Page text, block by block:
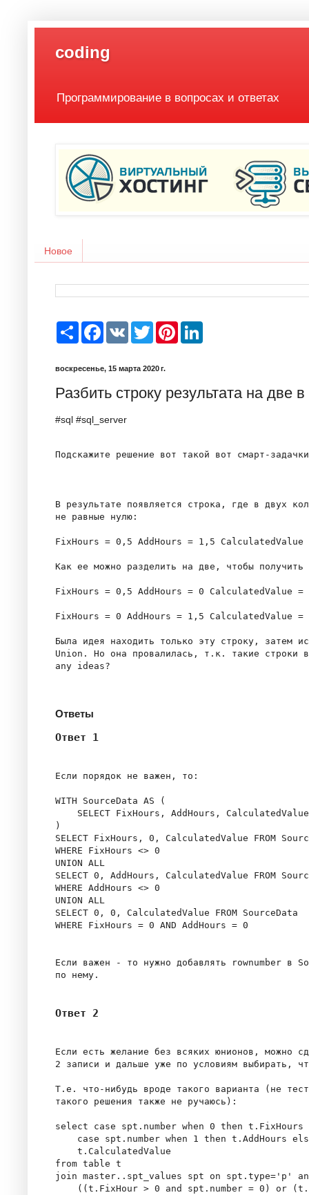
coding
Программирование в вопросах и ответах
Новое
e
b
o
w
t
r
e
I
воскресенье, 15 марта 2020 г.
Разбить строку результата на две
#sql #sql_server
Подскажите решение вот такой вот смарт-
В результате появляется строка, где в двух
не равные нулю:
FixHours = 0,5 AddHours = 1,5 CalculatedValue
Как ее можно разделить на две, чтобы получить
FixHours = 0,5 AddHours = 0 CalculatedValue =
FixHours = 0 AddHours = 1,5 CalculatedValue =
Была идея находить только эту строку, затем
Union. Но она провалилась, т.к. такие строки
any ideas?
Ответы
Ответ 1
Если порядок не важен, то:
WITH SourceData AS (
SELECT FixHours, AddHours,
)
SELECT FixHours, 0, CalculatedValue FROM
WHERE FixHours <> 0
UNION ALL
SELECT 0, AddHours, CalculatedValue FROM
WHERE AddHours <> 0
UNION ALL
SELECT 0, 0, CalculatedValue FROM SourceData
WHERE FixHours = 0 AND AddHours = 0
Если важен - то нужно добавлять rownumber в
Ответ 2
Если есть желание без всяких юнионов, можно
2 записи и дальше уже по условиям выбирать,
Т.е. что-нибудь вроде такого варианта (не
такого решения также не ручаюсь):
select case spt.number when 0 then
case spt.number when 1 then t.AddHours
    t.CalculatedValue
from table t
join master..spt_values spt on spt.type='p'
((t.FixHour > 0 and spt.number = 0) or